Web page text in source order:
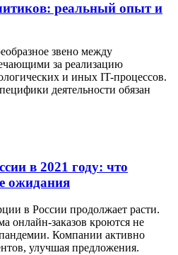
реальный опыт и
звено между
за реализацию
и иных IT-процессов.
деятельности обязан
в 2021 году: что
ожидания
в России продолжает расти.
онлайн-заказов кроются не
Компании активно
улучшая предложения.